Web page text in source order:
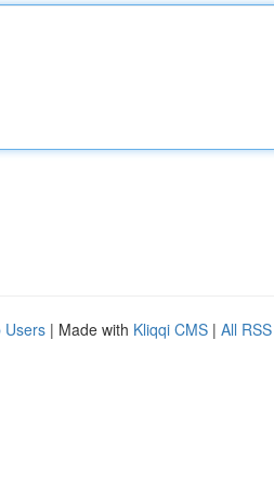
Users | Made with Kliqqi CMS | All